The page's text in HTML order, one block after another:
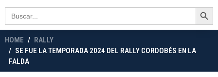
Search
for:
Search Button
HOME
RALLY
SE FUE LA TEMPORADA 2024 DEL RALLY CORDOBÉS EN LA
FALDA